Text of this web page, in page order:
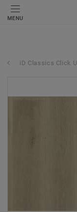
MENU
iD Classics Click